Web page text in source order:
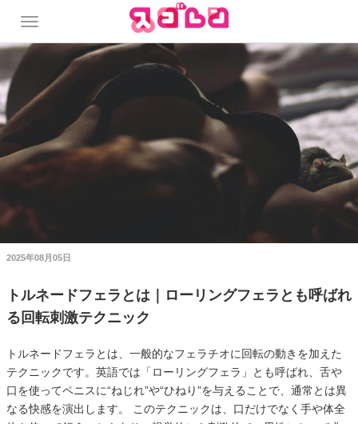
2025年08月05日
トルネードフェラとは｜ローリングフェラとも呼ばれ
る回転刺激テクニック
トルネードフェラとは、一般的なフェラチオに回転の動きを加えた
テクニックです。英語では「ローリングフェラ」とも呼ばれ、舌や
口を使ってペニスに“ねじれ”や“ひねり”を与えることで、通常とは異
なる快感を演出します。 このテクニックは、口だけでなく手や体全